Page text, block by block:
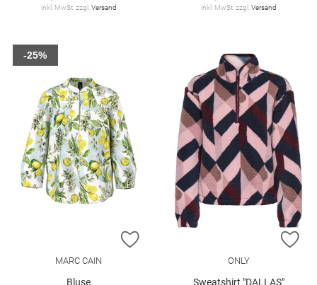
inkl. MwSt. zzgl. Versand inkl. MwSt. zzgl. Versand
ZUR WUNSCHLISTE HINZUFÜGEN
MARC CAIN
Bluse
-25%
ONLY
Sweatshirt "DALLAS"